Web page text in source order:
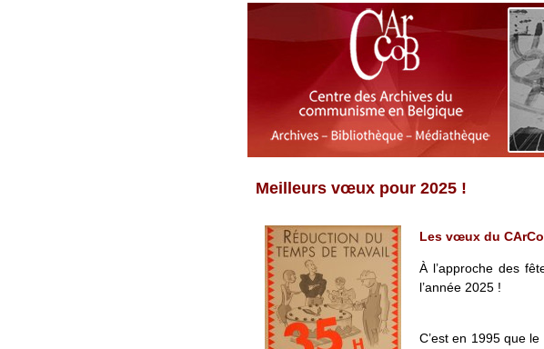
Meilleurs vœux pour 2025 !
Les vœux du
À l’approche des
l’année 2025 !
C’est en 1995 que